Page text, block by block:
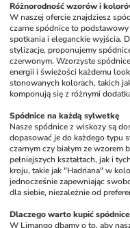
Różnorodność wzorów i
W naszej ofercie znajdziesz
czarne spódnice to
spotkania i eleganckie wyjścia.
stylizacje, proponujemy
czerwonym. Wzorzyste
energii i świeżości każdemu
stonowanych kolorach, takich
komponują się z różnymi
Spódnice na każdą sylwetkę
Nasze spódnice z wiskozy są
dopasować je do każdego
czarnym czy białym ze
pełniejszych kształtach, jak i
kroju, takie jak "Hadriana" w
jednocześnie zapewniając
dla siebie, niezależnie od
Dlaczego warto kupić
W Limango dbamy o to, aby